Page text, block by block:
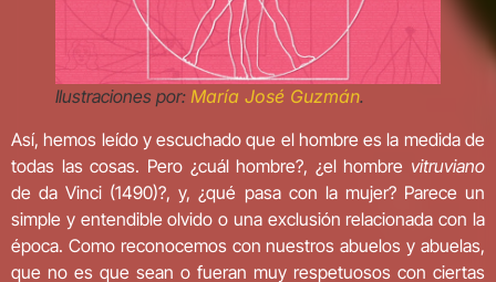
Ilustraciones por: María José Guzmán.
Así, hemos leído y escuchado que el hombre es la medida de
todas las cosas. Pero ¿cuál hombre?, ¿el hombre vitruviano
de da Vinci (1490)?, y, ¿qué pasa con la mujer? Parece un
simple y entendible olvido o una exclusión relacionada con la
época. Como reconocemos con nuestros abuelos y abuelas,
que no es que sean o fueran muy respetuosos con ciertas